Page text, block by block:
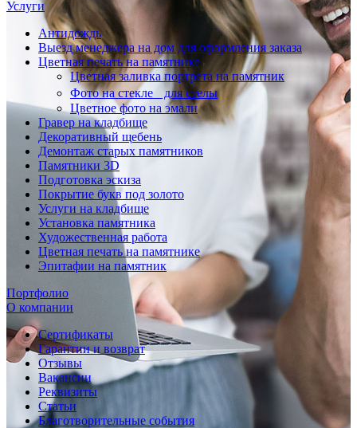
Услуги
Антидождь
Выезд менеджера на дом для оформления заказа
Цветная печать на памятнике
Цветная заливка портрета на памятник
Фото на стекле для стелы
Цветное фото на эмали
Гравер на кладбище
Декоративный щебень
Демонтаж старых памятников
Памятники 3D
Подготовка эскиза
Покрытие букв под золото
Услуги на кладбище
Установка памятника
Художественная работа
Цветная печать на памятнике
Эпитафии на памятник
Портфолио
О компании
Сертификаты
Гарантии и возврат
Отзывы
Вакансии
Реквизиты
Статьи
Благотворительные события